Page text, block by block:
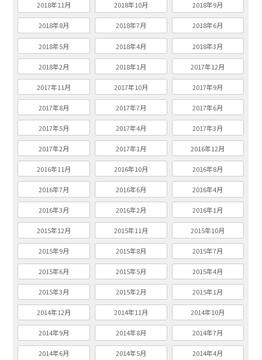
2018年11月 2018年10月 2018年9月
2018年8月 2018年7月 2018年6月
2018年5月 2018年4月 2018年3月
2018年2月 2018年1月 2017年12月
2017年11月 2017年10月 2017年9月
2017年8月 2017年7月 2017年6月
2017年5月 2017年4月 2017年3月
2017年2月 2017年1月 2016年12月
2016年11月 2016年10月 2016年8月
2016年7月 2016年6月 2016年4月
2016年3月 2016年2月 2016年1月
2015年12月 2015年11月 2015年10月
2015年9月 2015年8月 2015年7月
2015年6月 2015年5月 2015年4月
2015年3月 2015年2月 2015年1月
2014年12月 2014年11月 2014年10月
2014年9月 2014年8月 2014年7月
2014年6月 2014年5月 2014年4月